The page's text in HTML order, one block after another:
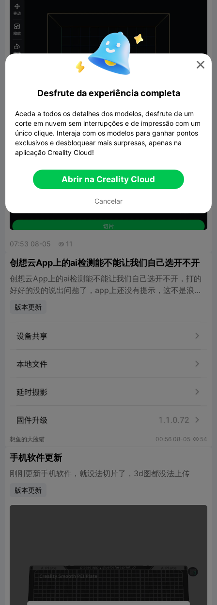
07:53 08-05  11
创想云App上的ai检测能不能让我们自己选开不开
创想云App上的ai检测能不能让我们自己选开不开，打的
好好的没的说出问题了，app上还没有提示，这不是浪费
时间跟电吗？现在只能把摄像头遮住，但是有时候想看的
时候又不方便。
版本更新
想鱼的大脸猫 00:56 08-05  54
手机软件更新
刚刚更新手机软件，就没法切片了，3d图都没法上传
版本更新

Desfrute da experiência completa
Aceda a todos os detalhes dos modelos, desfrute de um
corte em nuvem sem interrupções e de impressão com um
único clique. Interaja com os modelos para ganhar pontos
exclusivos e desbloquear mais surpresas, apenas na
aplicação Creality Cloud!
Abrir na Creality Cloud
Cancelar